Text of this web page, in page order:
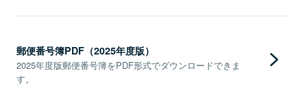
郵便番号簿PDF（2025年度版）
2025年度版郵便番号簿をPDF形式でダウンロードできま
す。